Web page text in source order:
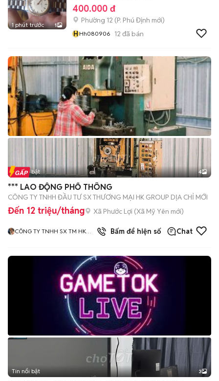
1 phút trước 1
400.000 đ
Phường 12 (P. Phú Định mới)
HHh080906 12 đã bán
Tin nổi bật 4
*** LAO ĐỘNG PHỔ THÔNG
CÔNG TY TNHH ĐẦU TƯ SX THƯƠNG MẠI HK GROUP DỊA CHỈ MỚI
Đến 12 triệu/tháng Xã Phước Lợi (Xã Mỹ Yên mới)
CÔNG TY TNHH SX TM HK
Bấm để hiện số Chat
Tin nổi bật 3